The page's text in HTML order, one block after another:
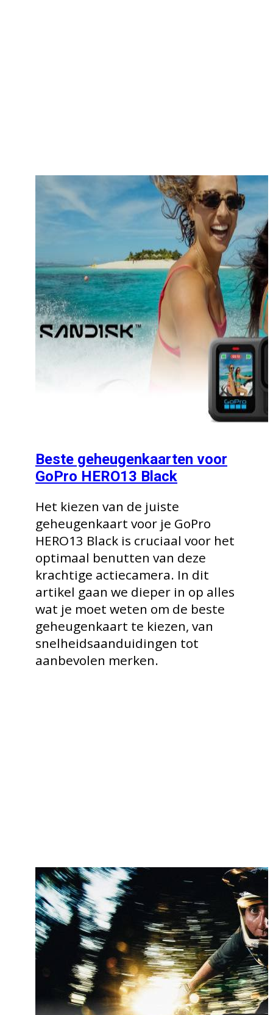
Beste geheugenkaarten voor
GoPro HERO13 Black
Het kiezen van de juiste
geheugenkaart voor je GoPro
HERO13 Black is cruciaal voor het
optimaal benutten van deze
krachtige actiecamera. In dit
artikel gaan we dieper in op alles
wat je moet weten om de beste
geheugenkaart te kiezen, van
snelheidsaanduidingen tot
aanbevolen merken.